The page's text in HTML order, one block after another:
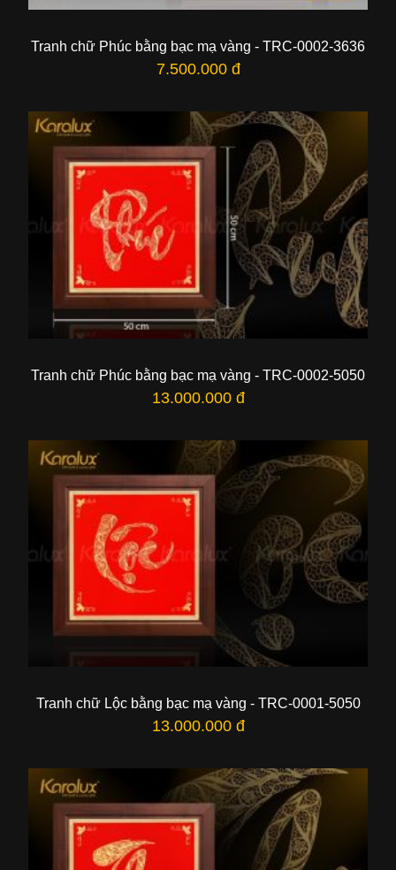
Tranh chữ Phúc bằng bạc mạ vàng - TRC-0002-3636
7.500.000 đ
Tranh chữ Phúc bằng bạc mạ vàng - TRC-0002-5050
13.000.000 đ
Tranh chữ Lộc bằng bạc mạ vàng - TRC-0001-5050
13.000.000 đ